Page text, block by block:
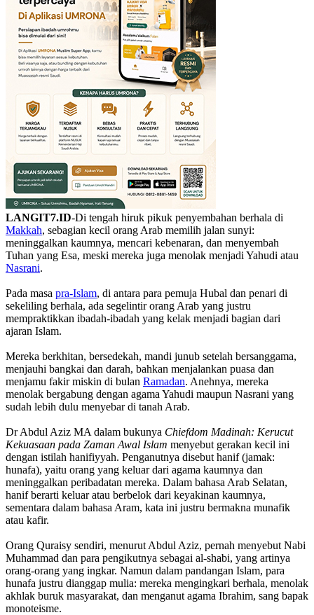
LANGIT7.ID-Di tengah hiruk pikuk penyembahan berhala di
Makkah, sebagian kecil orang Arab memilih jalan sunyi:
meninggalkan kaumnya, mencari kebenaran, dan menyembah
Tuhan yang Esa, meski mereka juga menolak menjadi Yahudi atau
Nasrani.
Pada masa pra-Islam, di antara para pemuja Hubal dan penari di
sekeliling berhala, ada segelintir orang Arab yang justru
mempraktikkan ibadah-ibadah yang kelak menjadi bagian dari
ajaran Islam.
Mereka berkhitan, bersedekah, mandi junub setelah bersanggama,
menjauhi bangkai dan darah, bahkan menjalankan puasa dan
menjamu fakir miskin di bulan Ramadan. Anehnya, mereka
menolak bergabung dengan agama Yahudi maupun Nasrani yang
sudah lebih dulu menyebar di tanah Arab.
Dr Abdul Aziz MA dalam bukunya Chiefdom Madinah: Kerucut
Kekuasaan pada Zaman Awal Islam menyebut gerakan kecil ini
dengan istilah hanifiyyah. Penganutnya disebut hanif (jamak:
hunafa), yaitu orang yang keluar dari agama kaumnya dan
meninggalkan peribadatan mereka. Dalam bahasa Arab Selatan,
hanif berarti keluar atau berbelok dari keyakinan kaumnya,
sementara dalam bahasa Aram, kata ini justru bermakna munafik
atau kafir.
Orang Quraisy sendiri, menurut Abdul Aziz, pernah menyebut Nabi
Muhammad dan para pengikutnya sebagai al-shabi, yang artinya
orang-orang yang ingkar. Namun dalam pandangan Islam, para
hunafa justru dianggap mulia: mereka mengingkari berhala, menolak
akhlak buruk masyarakat, dan menganut agama Ibrahim, sang bapak
monoteisme.